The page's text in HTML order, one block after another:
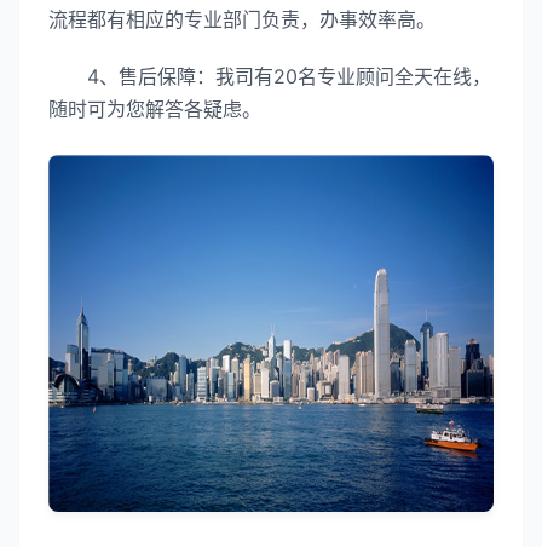
流程都有相应的专业部门负责，办事效率高。
4、售后保障：我司有20名专业顾问全天在线，
随时可为您解答各疑虑。